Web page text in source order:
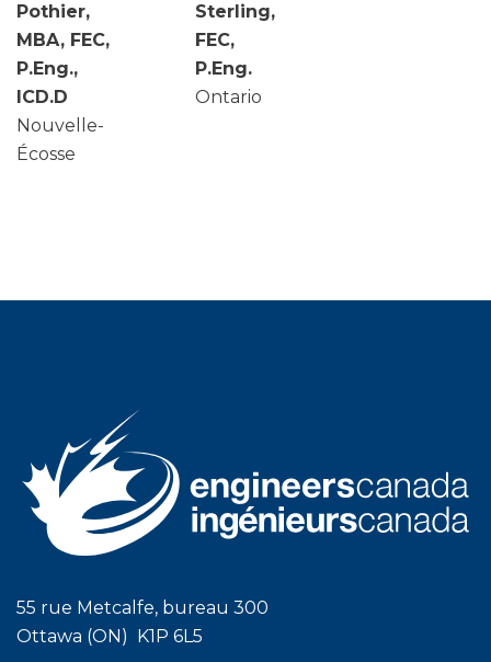
Pothier,
MBA, FEC,
P.Eng.,
ICD.D
Nouvelle-
Écosse
Sterling,
FEC,
P.Eng.
Ontario
55 rue Metcalfe, bureau 300
Ottawa (ON) K1P 6L5